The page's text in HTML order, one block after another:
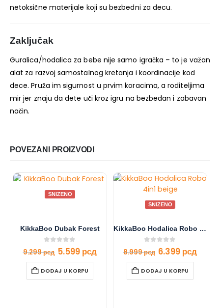
netoksične materijale koji su bezbedni za decu.
Zaključak
Guralica/hodalica za bebe nije samo igračka – to je važan
alat za razvoj samostalnog kretanja i koordinacije kod
dece. Pruža im sigurnost u prvim koracima, a roditeljima
mir jer znaju da dete uči kroz igru na bezbedan i zabavan
način.
POVEZANI PROIZVODI
SNIZENO
KikkaBoo Dubak Forest
out of 5
9.299рсд 5.599 рсд
DODAJ U KORPU
SNIZENO
KikkaBoo Hodalica Robo 4in1 beige
out of 5
8.999рсд 6.399 рсд
DODAJ U KORPU